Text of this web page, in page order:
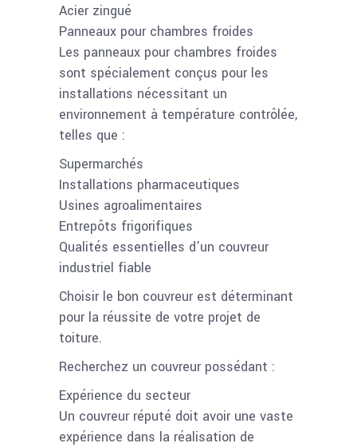
Acier zingué
Panneaux pour chambres froides
Les panneaux pour chambres froides
sont spécialement conçus pour les
installations nécessitant un
environnement à température contrôlée,
telles que :
Supermarchés
Installations pharmaceutiques
Usines agroalimentaires
Entrepôts frigorifiques
Qualités essentielles d’un couvreur
industriel fiable
Choisir le bon couvreur est déterminant
pour la réussite de votre projet de
toiture.
Recherchez un couvreur possédant :
Expérience du secteur
Un couvreur réputé doit avoir une vaste
expérience dans la réalisation de